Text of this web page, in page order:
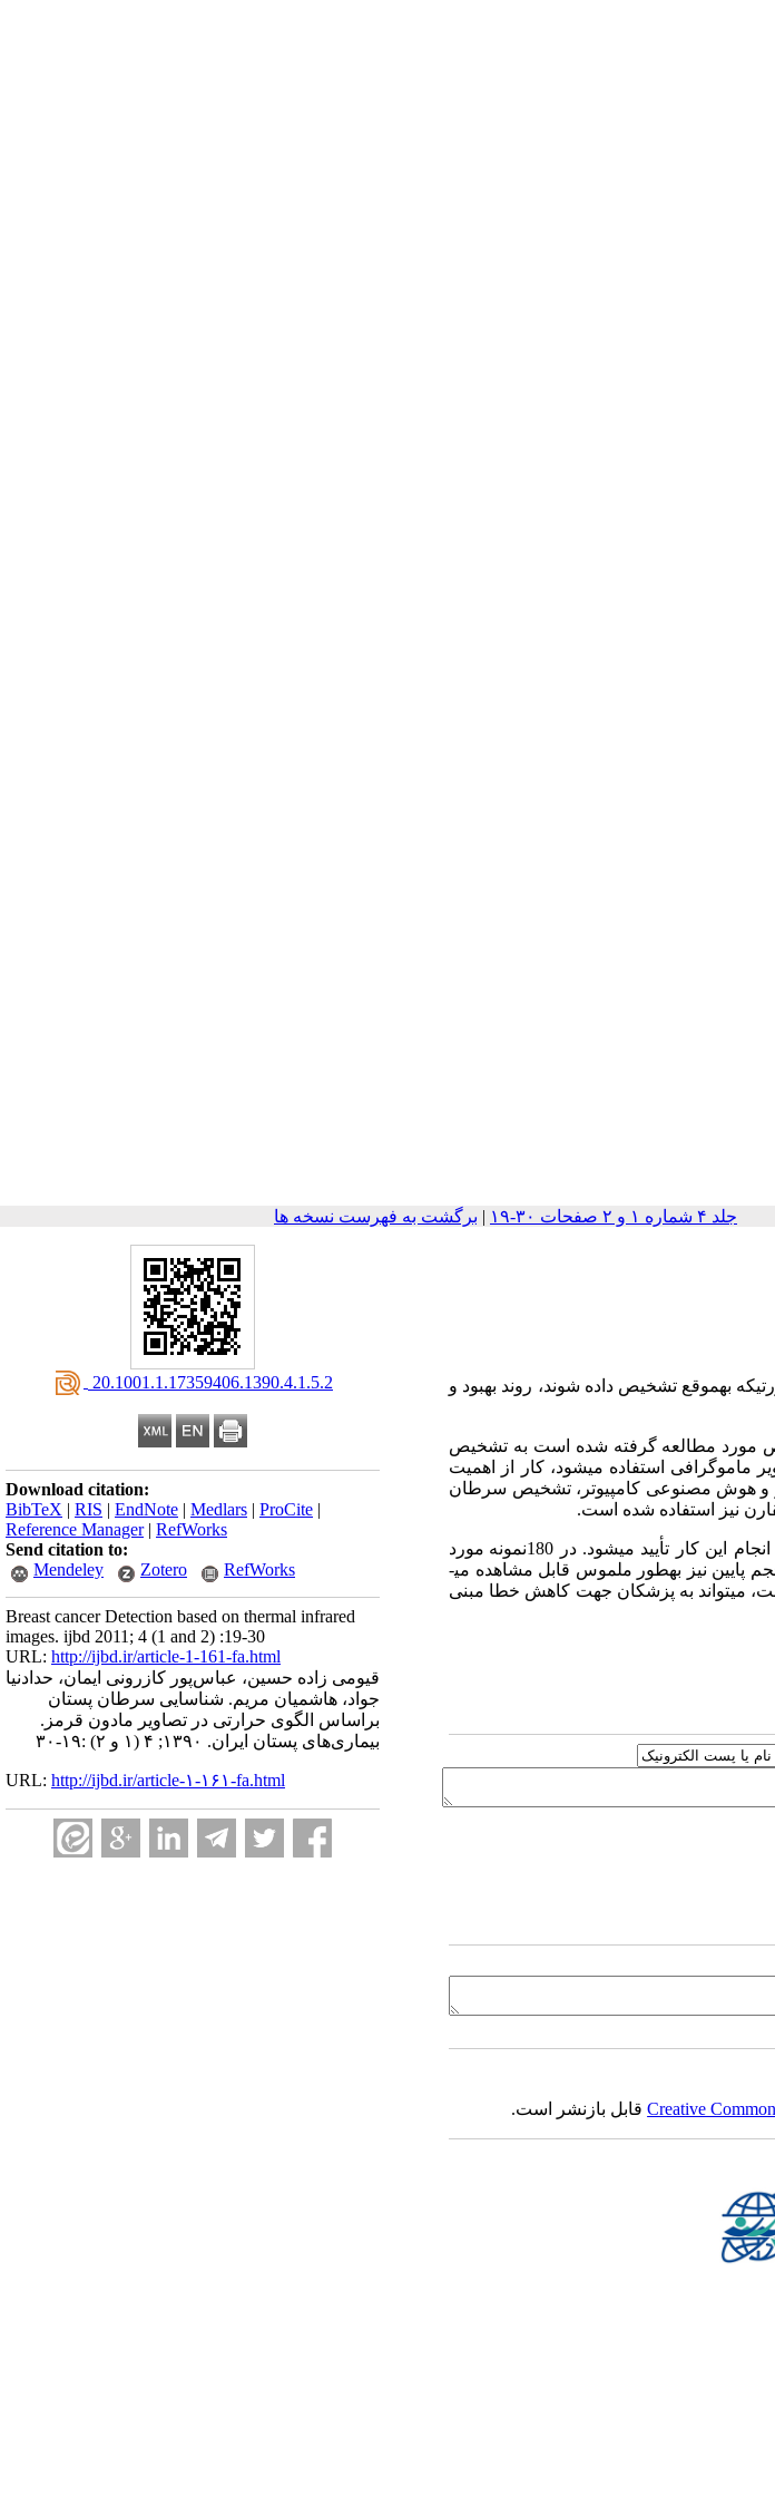
جلد ۴ شماره ۱ و ۲ صفحات ۳۰-۱۹ | برگشت به فهرست نسخه ها
‎ 20.1001.1.17359406.1390.4.1.5.2
Download citation:
BibTeX | RIS | EndNote | Medlars | ProCite |
Reference Manager| RefWorks
Send citation to:
Mendeley
Zotero RefWorks
Breast cancer Detection based on thermal infrared
images. ijbd 2011; 4 (1 and 2) :19-30
URL: http://ijbd.ir/article-1-161-fa.html
قیومی زاده حسین، عباس‌پور کازرونی ایمان، حدادنیا
جواد، هاشمیان مریم. شناسایی سرطان پستان
براساس الگوی حرارتی در تصاویر مادون قرمز.
بیماری‌های پستان ایران. ۱۳۹۰; ۴ (۱ و ۲) :۱۹-۳۰
URL: http://ijbd.ir/article-۱-۱۶۱-fa.html
به­موقع تشخیص داده شوند، روند بهبود و
با استفاده از ویژگی­های حرارتی در تصاویر مادون قرمز که از 180 شخص مورد مطالعه گرفته شده است به تشخیص
ماموگرافی استفاده می­شود، کار از اهمیت
و هوش مصنوعی کامپیوتر، تشخیص سرطان
نیز استفاده شده است.
در این تحقیق با بررسی­های انجام­شده با نتایج ماموگرافی بر روی بیش از 180 مورد، صحت انجام این کار تأیید می­شود. در 180نمونه مورد
اندازه و حجم پایین نیز به­طور ملموس قابل مشاهده می­
می­تواند به پزشکان جهت کاهش خطا مبنی
Creativeقابل بازنشر است.